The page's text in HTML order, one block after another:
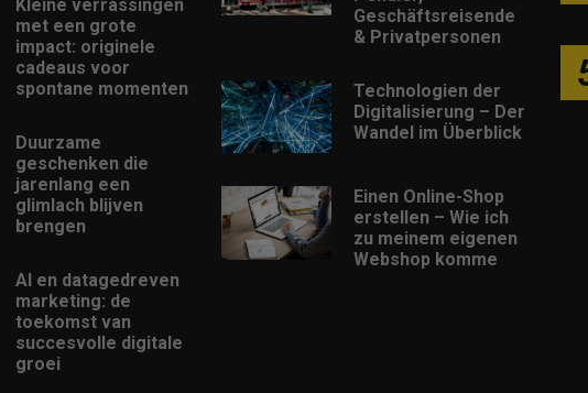
Kleine verrassingen
met een grote
impact: originele
cadeaus voor
spontane momenten
Duurzame
geschenken die
jarenlang een
glimlach blijven
brengen
AI en datagedreven
marketing: de
toekomst van
succesvolle digitale
groei
Geschäftsreisende
& Privatpersonen
Technologien der
Digitalisierung – Der
Wandel im Überblick
Einen Online-Shop
erstellen – Wie ich
zu meinem eigenen
Webshop komme